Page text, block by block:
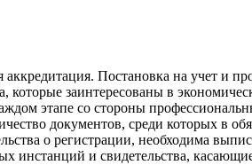
Постановка на учет и
которые заинтересованы в
этапе со стороны
документов, среди которых в
о регистрации, необходима
инстанций и свидетельства,